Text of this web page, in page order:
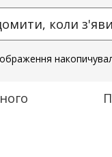
коли